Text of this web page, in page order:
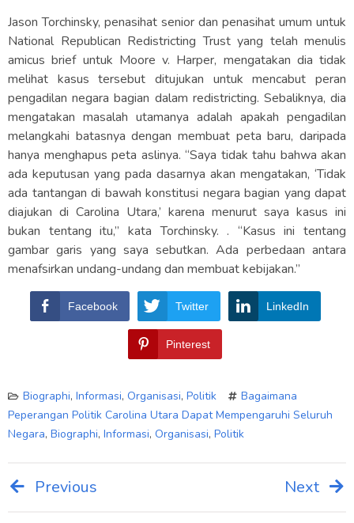
Jason Torchinsky, penasihat senior dan penasihat umum untuk
National Republican Redistricting Trust yang telah menulis
amicus brief untuk Moore v. Harper, mengatakan dia tidak
melihat kasus tersebut ditujukan untuk mencabut peran
pengadilan negara bagian dalam redistricting. Sebaliknya, dia
mengatakan masalah utamanya adalah apakah pengadilan
melangkahi batasnya dengan membuat peta baru, daripada
hanya menghapus peta aslinya. “Saya tidak tahu bahwa akan
ada keputusan yang pada dasarnya akan mengatakan, ‘Tidak
ada tantangan di bawah konstitusi negara bagian yang dapat
diajukan di Carolina Utara,’ karena menurut saya kasus ini
bukan tentang itu,” kata Torchinsky. . “Kasus ini tentang
gambar garis yang saya sebutkan. Ada perbedaan antara
menafsirkan undang-undang dan membuat kebijakan.”
Facebook Twitter LinkedIn
Pinterest
Biographi, Informasi, Organisasi, Politik
Bagaimana
Peperangan Politik Carolina Utara Dapat Mempengaruhi Seluruh
Negara, Biographi, Informasi, Organisasi, Politik
Post
Previous Next